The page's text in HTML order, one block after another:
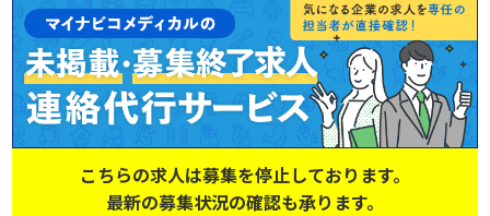
こちらの求人は募集を停止しております。
最新の募集状況の確認も承ります。